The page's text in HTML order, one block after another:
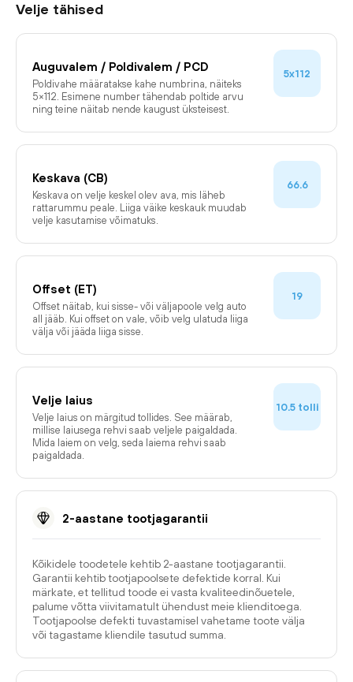
Velje tähised
Auguvalem / Poldivalem / PCD
Poldivahe määratakse kahe numbrina, näiteks
5×112. Esimene number tähendab poltide arvu
ning teine näitab nende kaugust üksteisest.
5x112
Keskava (CB)
Keskava on velje keskel olev ava, mis läheb
rattarummu peale. Liiga väike keskauk muudab
velje kasutamise võimatuks.
66.6
Offset (ET)
Offset näitab, kui sisse- või väljapoole velg auto
all jääb. Kui offset on vale, võib velg ulatuda liiga
välja või jääda liiga sisse.
19
Velje laius
Velje laius on märgitud tollides. See määrab,
millise laiusega rehvi saab veljele paigaldada.
Mida laiem on velg, seda laiema rehvi saab
paigaldada.
10.5 tolli
2-aastane tootjagarantii
Kõikidele toodetele kehtib 2-aastane tootjagarantii.
Garantii kehtib tootjapoolsete defektide korral. Kui
märkate, et tellitud toode ei vasta kvaliteedinõuetele,
palume võtta viivitamatult ühendust meie klienditoega.
Tootjapoolse defekti tuvastamisel vahetame toote välja
või tagastame kliendile tasutud summa.